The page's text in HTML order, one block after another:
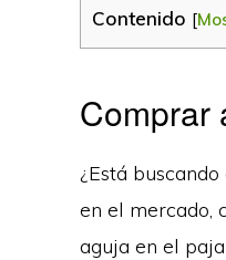
Contenido [
Comprar
¿Está
en el mercado,
aguja en el